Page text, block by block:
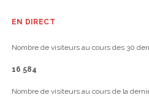
EN DIRECT
Nombre de visiteurs au cours des 30
16 584
Nombre de visiteurs au cours de la